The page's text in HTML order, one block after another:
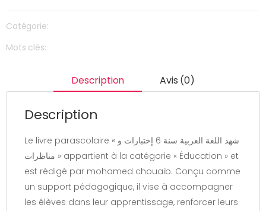
Catégorie:
Mots clés:
Description Avis (0)
Description
Le livre parascolaire « شهد اللغة العربية سنة 6 إختبارات و
مناظرات » appartient à la catégorie « Éducation » et
est rédigé par mohamed chouaib. Conçu comme
un support pédagogique, il vise à accompagner
les élèves dans leur apprentissage, renforcer leurs